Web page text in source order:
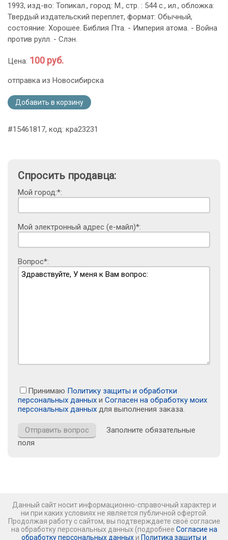
1993, изд-во: Топикал., город: М., стр. : 544 с., ил., обложка:
Твердый издательский переплет, формат: Обычный,
состояние: Хорошее. Библия Пта. - Империя атома. - Война
против рулл. - Слэн.
Цена: 100 руб.
отправка из Новосибирска
Добавить в корзину
#15461817, код: кра23231
Спросить продавца:
Мой город:*:
Мой электронный адрес (е-майл)*:
Вопрос*:
Принимаю Политику защиты и обработки
персональных данных и Согласен на обработку моих
персональных данных для выполнения заказа.
Заполните обязательные
поля
Данный сайт носит информационно-справочный характер и
ни при каких условиях не является публичной офертой.
Продолжая работу с сайтом, вы подтверждаете своё согласие
на обработку персональных данных (подробнее Согласие на
обработку персональных данных и Политика защиты и